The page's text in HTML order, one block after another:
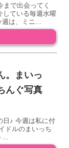
で出会ってく
している毎週水曜
は、ミニ...
。まいっ
んぐ写真
日♪ 今週は私に付
ドルのまいっち